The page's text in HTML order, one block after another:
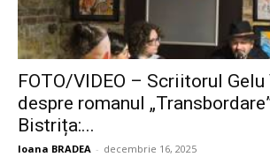
FOTO/VIDEO – Scriitorul Gelu
despre romanul
Bistrița:...
Ioana BRADEA - decembrie 16, 2025